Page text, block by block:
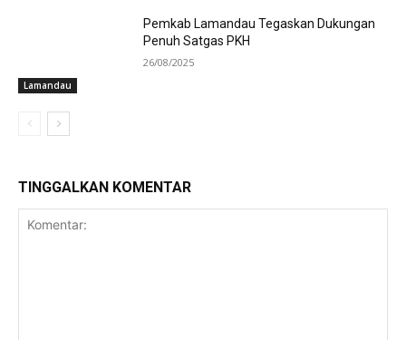
Lamandau
Pemkab Lamandau Tegaskan Dukungan
Penuh Satgas PKH
26/08/2025
TINGGALKAN KOMENTAR